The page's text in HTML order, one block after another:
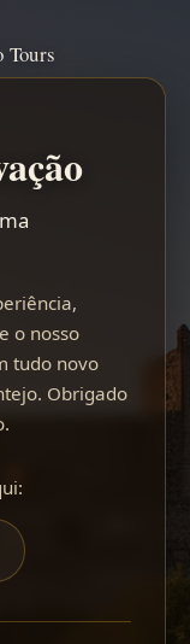
Tours
o nosso
tudo novo
Obrigado